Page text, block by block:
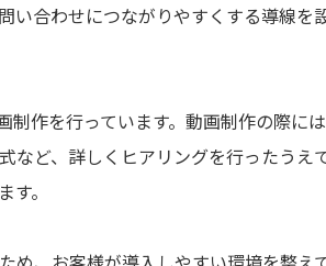
い合わせにつながりやすくする導線を
作を行っています。動画制作の際には
など、詳しくヒアリングを行ったうえ
。